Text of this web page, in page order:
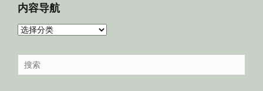
内容导航
内
导
航
Search
for: